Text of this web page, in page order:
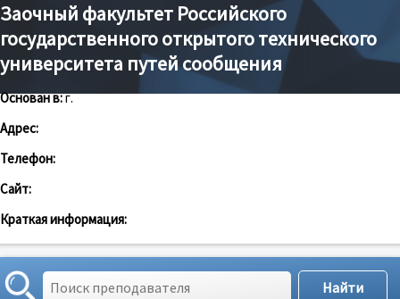
Заочный факультет Российского
государственного открытого технического
университета путей сообщения
Основан в:г.
Адрес:
Телефон:
Сайт:
Краткая информация: